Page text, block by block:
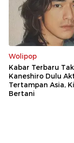
Wolipop
Kabar Terbaru
Kaneshiro Dulu
Tertampan Asia,
Bertani